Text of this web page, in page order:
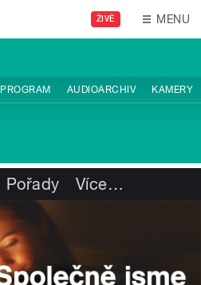
ŽIVĚ MENU
PROGRAM AUDIOARCHIV KAMERY
Pořady Více…